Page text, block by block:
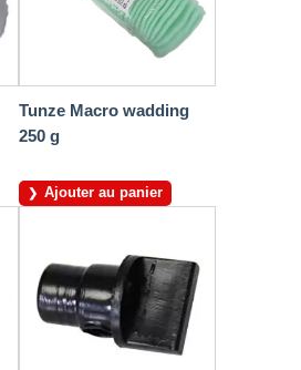
Tunze Macro wadding
250 g
Ajouter au panier